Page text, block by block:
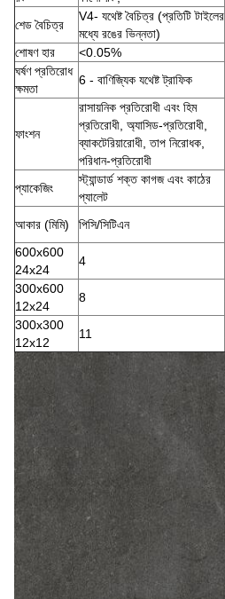
শেড বৈচিত্র
V4- যথেষ্ট বৈচিত্র (প্রতিটি টাইলের
মধ্যে রঙের ভিন্নতা)
শোষণ হার
<0.05%
ঘর্ষণ প্রতিরোধ
ক্ষমতা
6 - বাণিজ্যিক যথেষ্ট ট্রাফিক
ফাংশন
রাসায়নিক প্রতিরোধী এবং হিম
প্রতিরোধী, অ্যাসিড-প্রতিরোধী,
ব্যাকটেরিয়ারোধী, তাপ নিরোধক,
পরিধান-প্রতিরোধী
প্যাকেজিং
স্ট্যান্ডার্ড শক্ত কাগজ এবং কাঠের
প্যালেট
আকার (মিমি)
পিসি/সিটিএন
600x600
24x24
4
300x600
12x24
8
300x300
12x12
11